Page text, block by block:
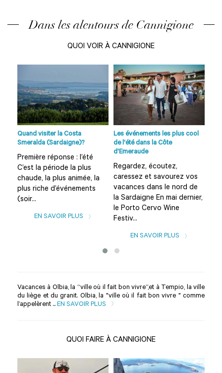
Dans les alentours de Cannigione
QUOI VOIR À CANNIGIONE
Quand visiter la Costa
Smeralda (Sardaigne)?
Première réponse : l’été
C’est la période la plus
chaude, la plus animée, la
plus riche d’événements
(soir...
EN SAVOIR PLUS
Les événements les plus cool
de l'été dans la Côte
d'Emeraude
Regardez, écoutez,
caressez et savourez vos
vacances dans le nord de
la Sardaigne En mai dernier,
le Porto Cervo Wine
Festiv...
EN SAVOIR PLUS
Vacances à Olbia, la “ville où il fait bon vivre”,et à Tempio, la ville
du liège et du granit. Olbia, la "ville où il fait bon vivre " comme
l’appelèrent ... EN SAVOIR PLUS
QUOI FAIRE À CANNIGIONE